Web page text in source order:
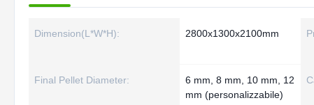
Dimension(L*W*H): 2800x1300x2100mm
Final Pellet Diameter:
6 mm, 8 mm, 10 mm, 12
mm (personalizzabile)